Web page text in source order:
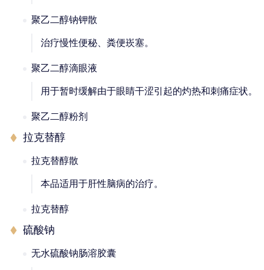
聚乙二醇钠钾散
治疗慢性便秘、粪便崁塞。
聚乙二醇滴眼液
用于暂时缓解由于眼睛干涩引起的灼热和刺痛症状。
聚乙二醇粉剂
拉克替醇
拉克替醇散
本品适用于肝性脑病的治疗。
拉克替醇
硫酸钠
无水硫酸钠肠溶胶囊